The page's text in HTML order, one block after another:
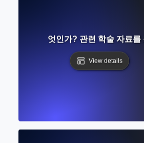
검색이란 무엇인가? 관련 학술 자료를
View details